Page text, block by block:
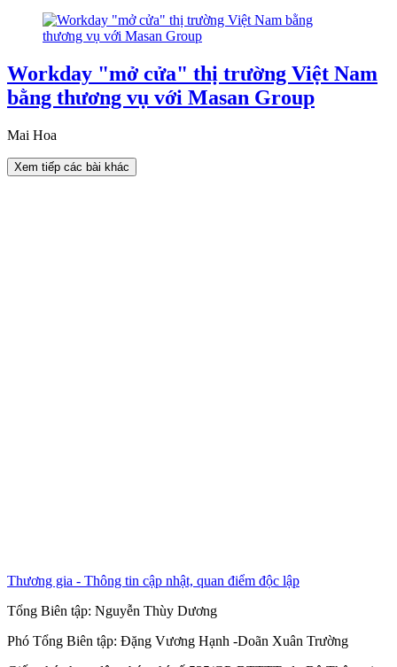
Workday "mở cửa" thị trường Việt Nam
bằng thương vụ với Masan Group
Mai Hoa
Xem tiếp các bài khác
Thương gia - Thông tin cập nhật, quan điểm độc lập
Tổng Biên tập: Nguyễn Thùy Dương
Phó Tổng Biên tập: Đặng Vương Hạnh -Doãn Xuân Trường